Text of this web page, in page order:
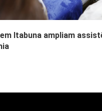
Itabuna ampliam